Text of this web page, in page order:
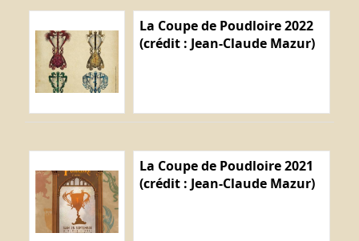
La Coupe de Poudloire 2022
(crédit : Jean-Claude Mazur)
La Coupe de Poudloire 2021
(crédit : Jean-Claude Mazur)